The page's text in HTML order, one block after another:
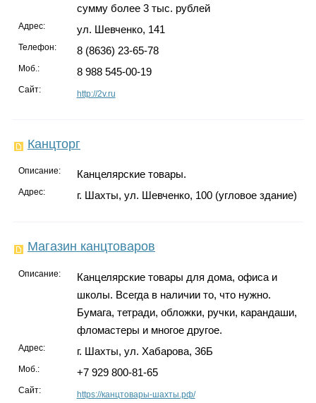
сумму более 3 тыс. рублей
Адрес: ул. Шевченко, 141
Телефон: 8 (8636) 23-65-78
Моб.: 8 988 545-00-19
Сайт: http://2v.ru
Канцторг
Описание: Канцелярские товары.
Адрес: г. Шахты, ул. Шевченко, 100 (угловое здание)
Магазин канцтоваров
Описание:
Канцелярские товары для дома, офиса и
школы. Всегда в наличии то, что нужно.
Бумага, тетради, обложки, ручки, карандаши,
фломастеры и многое другое.
Адрес: г. Шахты, ул. Хабарова, 36Б
Моб.: +7 929 800-81-65
Сайт: https://канцтовары-шахты.рф/